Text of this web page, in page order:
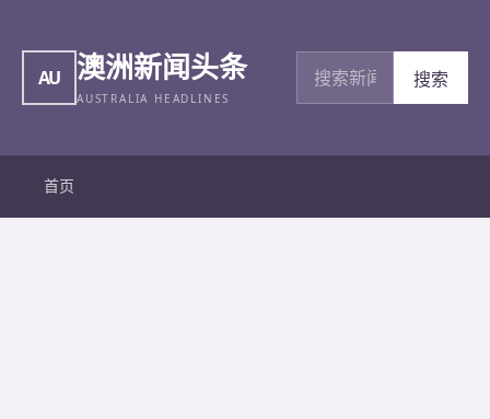
AU 澳洲新闻头条
AUSTRALIA HEADLINES
搜索新闻
搜索
首页